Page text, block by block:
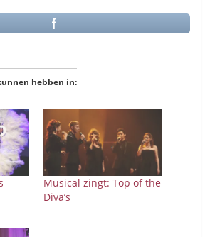
hebben in:
Musical zingt: Top of the
Diva’s